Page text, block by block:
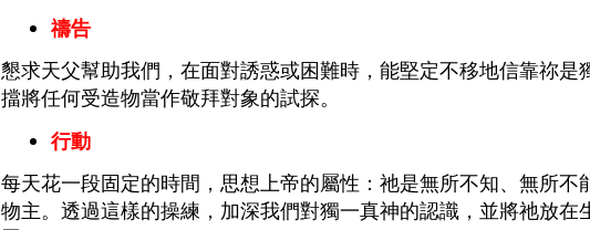
禱告
懇求天父幫助我們，在面對誘惑或困難時，能堅定不移地信靠祢是
擋將任何受造物當作敬拜對象的試探。
行動
每天花一段固定的時間，思想上帝的屬性：祂是無所不知、無所不
物主。透過這樣的操練，加深我們對獨一真神的認識，並將祂放在